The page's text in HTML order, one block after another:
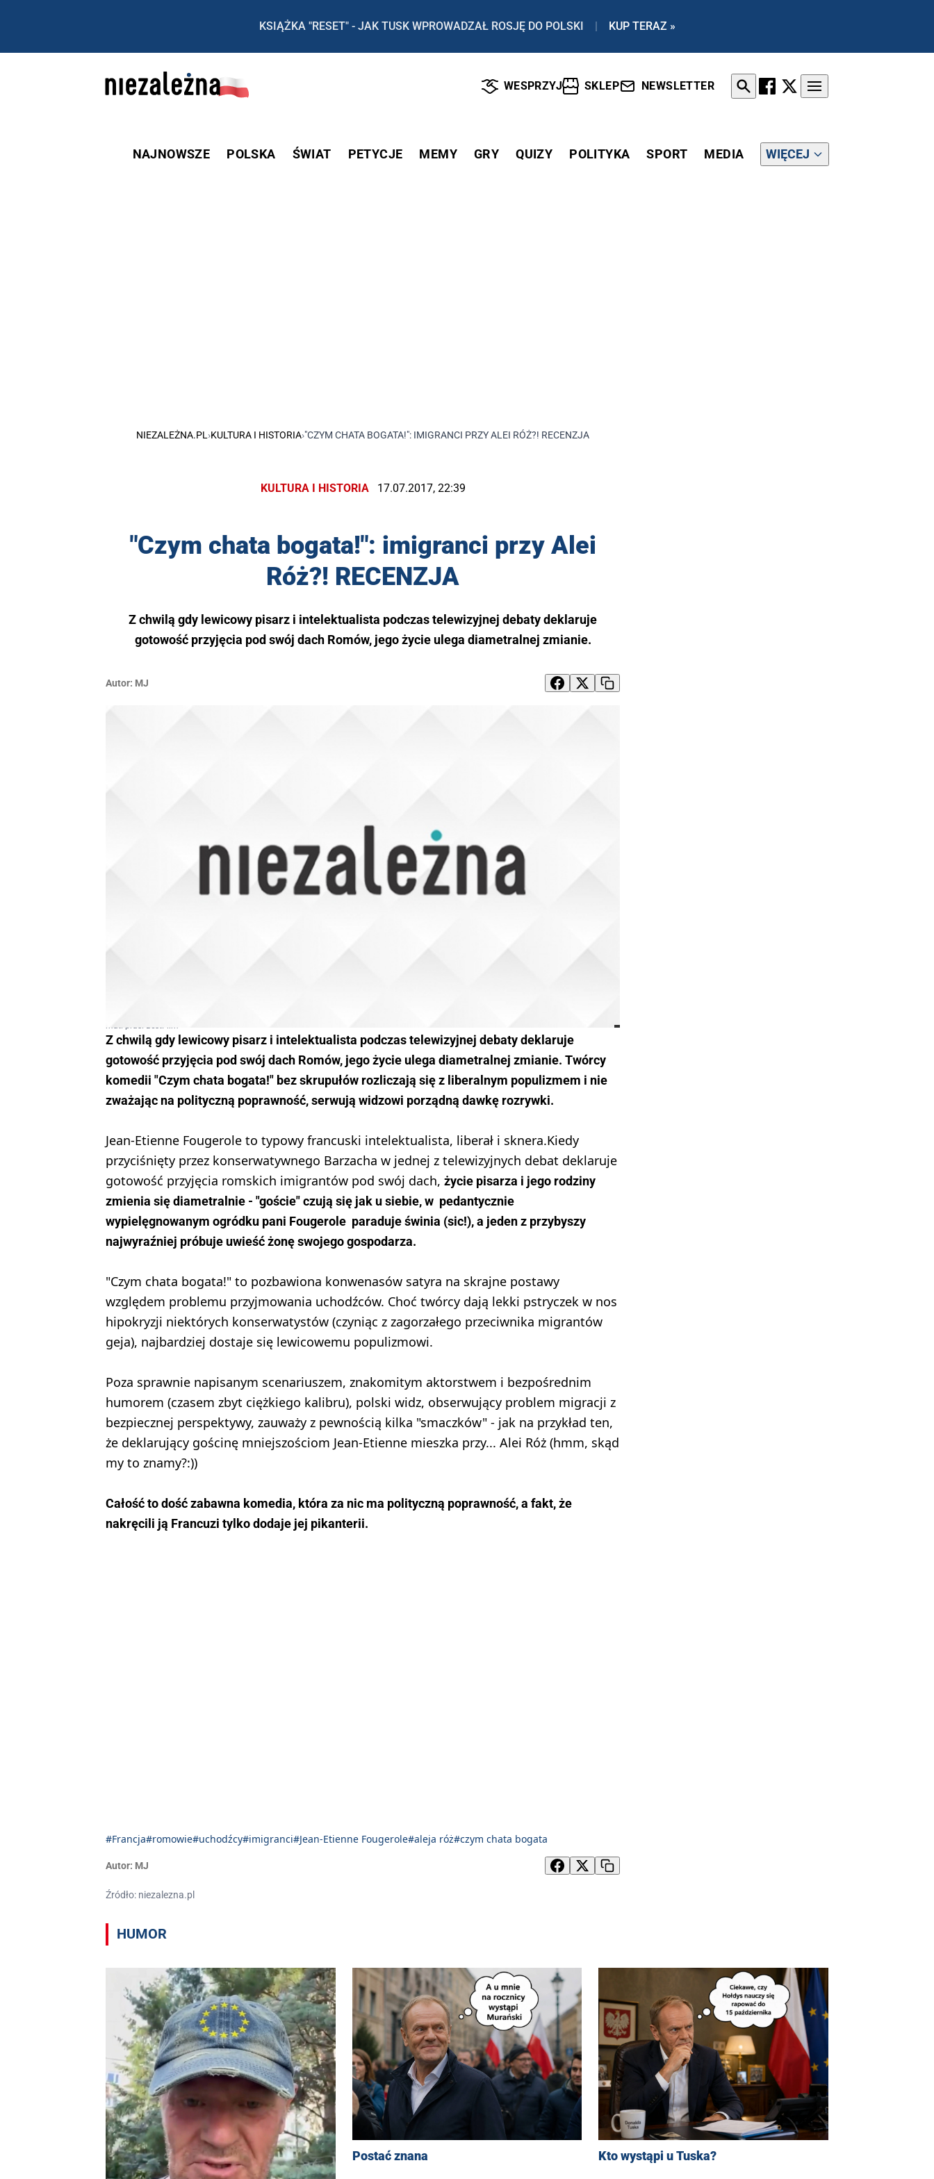
KSIĄŻKA "RESET" - JAK TUSK WPROWADZAŁ ROSJĘ DO POLSKI | KUP TERAZ »
WESPRZYJ SKLEP NEWSLETTER
NAJNOWSZE POLSKA ŚWIAT PETYCJE MEMY GRY QUIZY POLITYKA SPORT MEDIA WIĘCEJ
NIEZALEŻNA.PL ›KULTURA I HISTORIA›"CZYM CHATA BOGATA!": IMIGRANCI PRZY ALEI RÓŻ?! RECENZJA
KULTURA I HISTORIA 17.07.2017, 22:39
"Czym chata bogata!": imigranci przy Alei
Róż?! RECENZJA
Z chwilą gdy lewicowy pisarz i intelektualista podczas telewizyjnej debaty deklaruje
gotowość przyjęcia pod swój dach Romów, jego życie ulega diametralnej zmianie.
Autor: MJ
Z chwilą gdy lewicowy pisarz i intelektualista podczas telewizyjnej debaty deklaruje
gotowość przyjęcia pod swój dach Romów, jego życie ulega diametralnej zmianie. Twórcy
komedii "Czym chata bogata!" bez skrupułów rozliczają się z liberalnym populizmem i nie
zważając na polityczną poprawność, serwują widzowi porządną dawkę rozrywki.
Jean-Etienne Fougerole to typowy francuski intelektualista, liberał i sknera.Kiedy
przyciśnięty przez konserwatywnego Barzacha w jednej z telewizyjnych debat deklaruje
gotowość przyjęcia romskich imigrantów pod swój dach, życie pisarza i jego rodziny
zmienia się diametralnie - "goście" czują się jak u siebie, w pedantycznie
wypielęgnowanym ogródku pani Fougerole paraduje świnia (sic!), a jeden z przybyszy
najwyraźniej próbuje uwieść żonę swojego gospodarza.
"Czym chata bogata!" to pozbawiona konwenasów satyra na skrajne postawy
względem problemu przyjmowania uchodźców. Choć twórcy dają lekki pstryczek w nos
hipokryzji niektórych konserwatystów (czyniąc z zagorzałego przeciwnika migrantów
geja), najbardziej dostaje się lewicowemu populizmowi.
Poza sprawnie napisanym scenariuszem, znakomitym aktorstwem i bezpośrednim
humorem (czasem zbyt ciężkiego kalibru), polski widz, obserwujący problem migracji z
bezpiecznej perspektywy, zauważy z pewnością kilka "smaczków" - jak na przykład ten,
że deklarujący gościnę mniejszościom Jean-Etienne mieszka przy... Alei Róż (hmm, skąd
my to znamy?:))
Całość to dość zabawna komedia, która za nic ma polityczną poprawność, a fakt, że
nakręcili ją Francuzi tylko dodaje jej pikanterii.
#Francja#romowie#uchodźcy#imigranci#Jean-Etienne Fougerole#aleja róż#czym chata bogata
Autor: MJ
Źródło: niezalezna.pl
HUMOR
Postać znana Kto wystąpi u Tuska?